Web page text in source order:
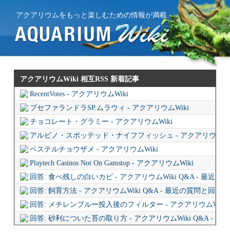
アクアリウムをもっと楽しむための情報が満載
アクアリウムWiki 相互RSS 新着記事
RecentVotes - アクアリウムWiki
ブセファランドラSP.ムラウィ - アクアリウムWiki
チョコレート・グラミー - アクアリウムWiki
アルビノ・スポッテッド・ナイフフィッシュ - アクアリウム
ベステルチョウザメ - アクアリウムWiki
Playtech Casinos Not On Gamstop - アクアリウムWiki
回答: 食べ残しの白いカビ - アクアリウムWiki Q&A - 最近の
回答: 飼育方法 - アクアリウムWiki Q&A - 最近の質問と回答
回答: メチレンブルー投入後のフィルター - アクアリウム
回答: 砂利についた苔の取り方 - アクアリウムWiki Q&A - 最